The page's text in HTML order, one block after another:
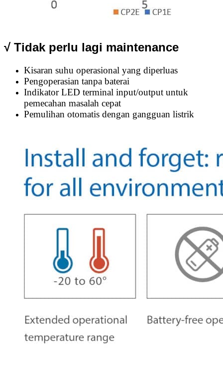
√ Tidak perlu lagi maintenance
Kisaran suhu operasional yang diperluas
Pengoperasian tanpa baterai
Indikator LED terminal input/output untuk
pemecahan masalah cepat
Pemulihan otomatis dengan gangguan listrik